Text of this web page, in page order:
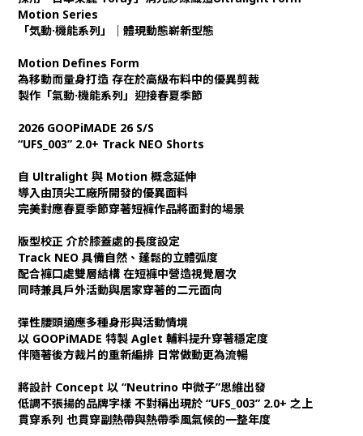
Motion Series
「気動·機能系列」｜體現動態嶄新型態
Motion Defines Form
為移動而量身打造 存在於高級布料中的優異剪裁
製作「氣動·機能系列」迎接春夏季節
2026 GOOPiMADE 26 S/S
“UFS_003” 2.0+ Track NEO Shorts
自 Ultralight 與 Motion 概念延伸
導入由頂尖工廠所開發的優異面料
完美對應春夏季節穿著短褲作品將面對的場景
版型校正 介於膝蓋處的長度設定
Track NEO 具備自然、蓬鬆的立體弧度
配合褲口處雙層結構 在短褲中營造視覺層次
同時兼具戶外活動與居家穿著的二元面向
彈性腰頭適應多種身形與活動情境
以 GOOPiMADE 特製 Aglet 輔料提升穿著穩定度
伴隨著後方裁片的重新編排 日常做動更為流暢
將設計 Concept 以 “Neutrino 中微子”思維出發
低調不張揚的品牌字樣 不對稱出現於 “UFS_003” 2.0+ 之上
貫穿系列 也貫穿副熱帶與熱帶季風氣候的一整年度